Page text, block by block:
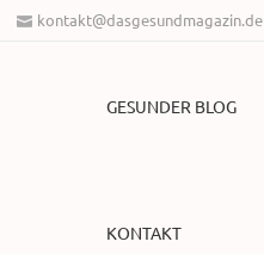
kontakt@dasgesundmagazin.de
GESUNDER BLOG
KONTAKT